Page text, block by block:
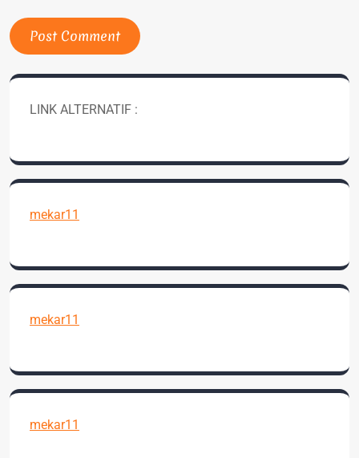
LINK ALTERNATIF :
mekar11
mekar11
mekar11